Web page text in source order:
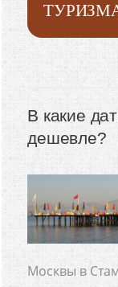
В какие
дешевле?
Москвы в